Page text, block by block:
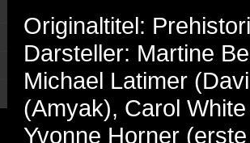
Originaltitel:
Darsteller: Martine
Michael Latimer
(Amyak), Carol
Yvonne Horner